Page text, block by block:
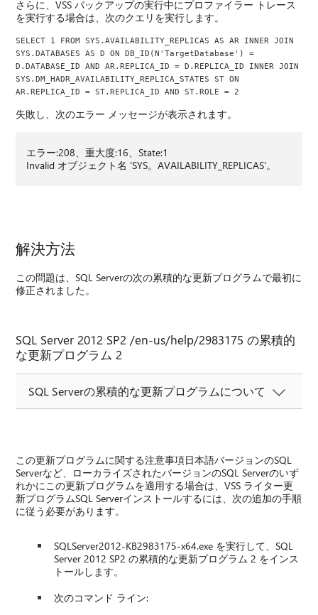
さらに、VSS バックアップの実行中にプロファイラー トレース
を実行する場合は、次のクエリを実行します。
SELECT 1 FROM SYS.AVAILABILITY_REPLICAS AS AR INNER JOIN
SYS.DATABASES AS D ON DB_ID(N'TargetDatabase') =
D.DATABASE_ID AND AR.REPLICA_ID = D.REPLICA_ID INNER JOIN
SYS.DM_HADR_AVAILABILITY_REPLICA_STATES ST ON
AR.REPLICA_ID = ST.REPLICA_ID AND ST.ROLE = 2
失敗し、次のエラー メッセージが表示されます。
エラー:208、重大度:16、State:1
Invalid オブジェクト名 'SYS。AVAILABILITY_REPLICAS'。
解決方法
この問題は、SQL Serverの次の累積的な更新プログラムで最初に
修正されました。
SQL Server 2012 SP2 /en-us/help/2983175 の累積的
な更新プログラム 2
SQL Serverの累積的な更新プログラムについて
この更新プログラムに関する注意事項日本語バージョンのSQL
Serverなど、ローカライズされたバージョンのSQL Serverのいず
れかにこの更新プログラムを適用する場合は、VSS ライター更
新プログラムSQL Serverインストールするには、次の追加の手順
に従う必要があります。
SQLServer2012-KB2983175-x64.exe を実行して、SQL
Server 2012 SP2 の累積的な更新プログラム 2 をインス
トールします。
次のコマンド ライン: